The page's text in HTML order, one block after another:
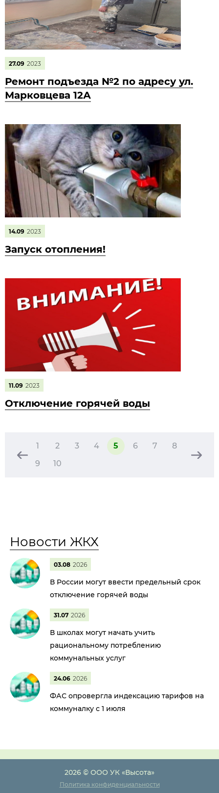
27.09 2023
Ремонт подъезда №2 по адресу ул.
Марковцева 12А
14.09 2023
Запуск отопления!
11.09 2023
Отключение горячей воды
1 2 3 4 5 6 7
8
9
10
Новости ЖКХ
03.08 2026
В России могут ввести предельный срок
отключение горячей воды
31.07 2026
В школах могут начать учить
рациональному потреблению
коммунальных услуг
24.06 2026
ФАС опровергла индексацию тарифов на
коммуналку с 1 июля
2026 © ООО УК «Высота»
Политика конфиденциальности